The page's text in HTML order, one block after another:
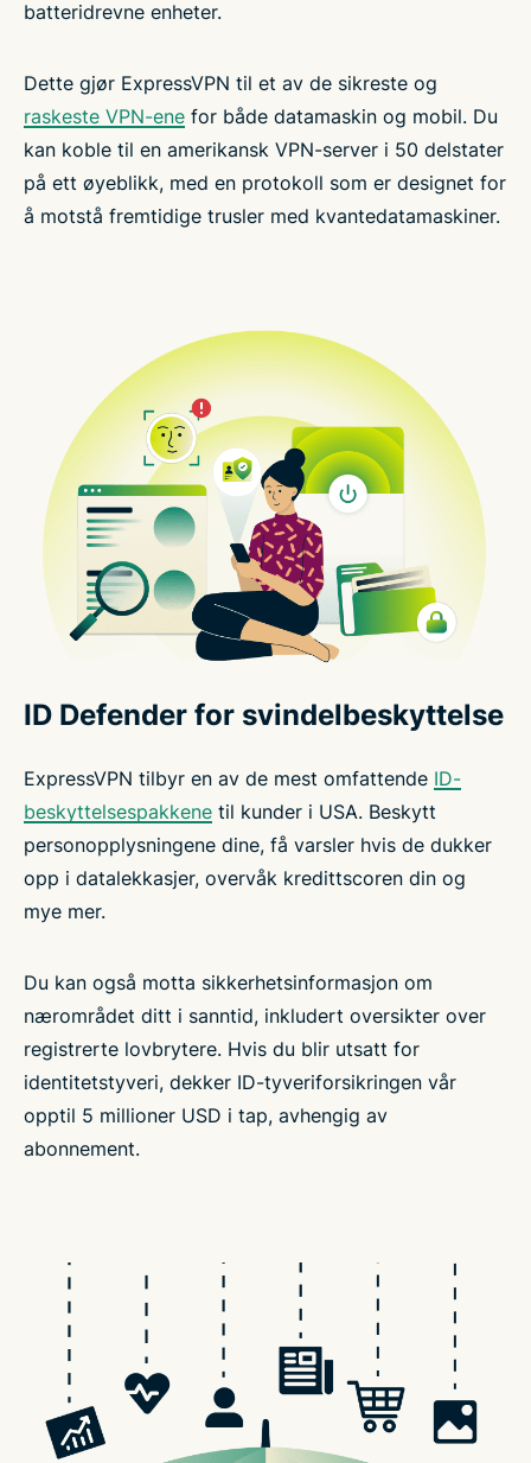
batteridrevne enheter.
Dette gjør ExpressVPN til et av de sikreste og
raskeste VPN-ene for både datamaskin og mobil. Du
kan koble til en amerikansk VPN-server i 50 delstater
på ett øyeblikk, med en protokoll som er designet for
å motstå fremtidige trusler med kvantedatamaskiner.
ID Defender for svindelbeskyttelse
ExpressVPN tilbyr en av de mest omfattende ID-
beskyttelsespakkene til kunder i USA. Beskytt
personopplysningene dine, få varsler hvis de dukker
opp i datalekkasjer, overvåk kredittscoren din og
mye mer.
Du kan også motta sikkerhetsinformasjon om
nærområdet ditt i sanntid, inkludert oversikter over
registrerte lovbrytere. Hvis du blir utsatt for
identitetstyveri, dekker ID-tyveriforsikringen vår
opptil 5 millioner USD i tap, avhengig av
abonnement.